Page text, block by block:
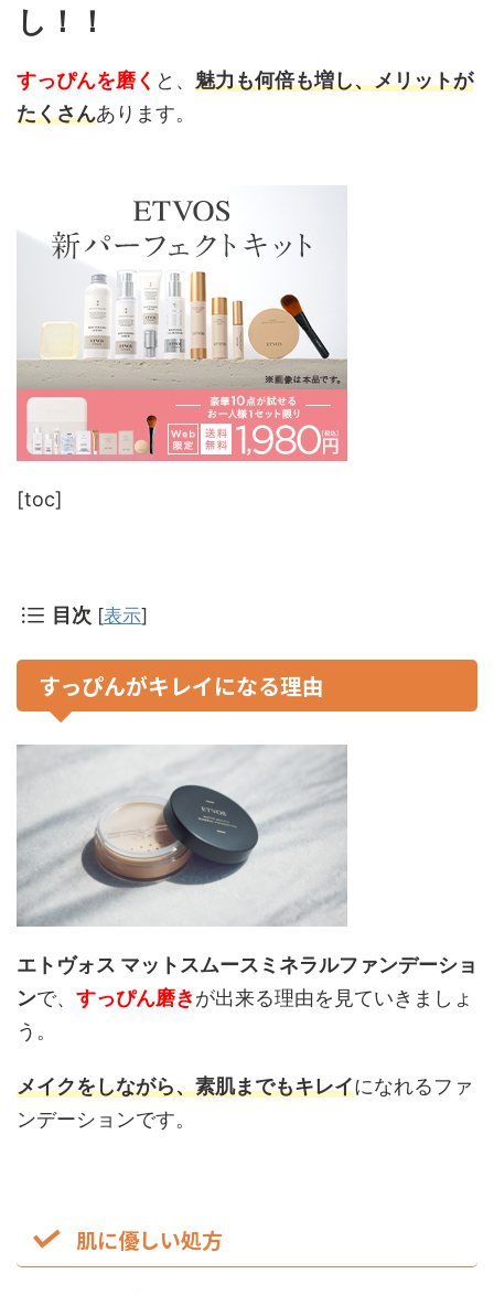
し！！
すっぴんを磨く と、 魅力も何倍も増し、メリットが
たくさんあります。
[toc]
目次 [表示]
すっぴんがキレイになる理由
エトヴォス マットスムースミネラルファンデーショ
ンで、 すっぴん磨きが出来る理由を見ていきましょ
う。
メイクをしながら、素肌までもキレイになれるファ
ンデーションです。
肌に優しい処方